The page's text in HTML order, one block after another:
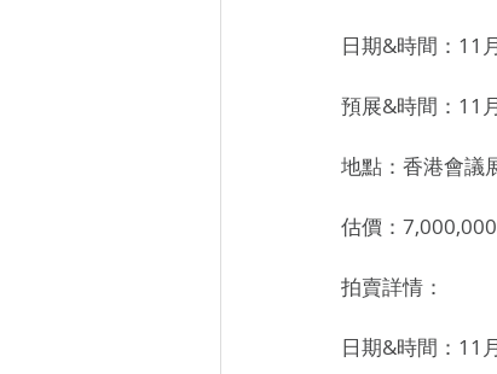
日期&時間：11
預展&時間：11
地點：香港會議
估價：
拍賣詳情：
日期&時間：11